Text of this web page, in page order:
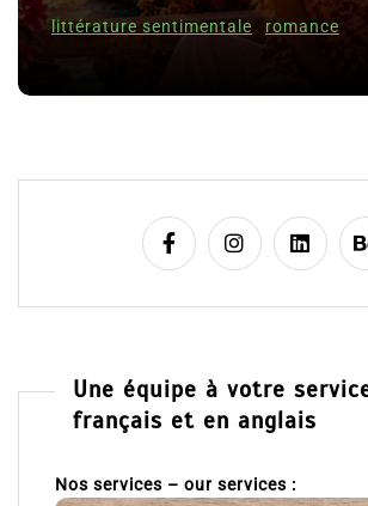
c
e
littérature sentimentale romance
Une équipe à votre
français et en anglais
Nos services – our services :